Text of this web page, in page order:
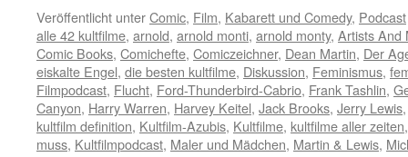
Veröffentlicht unterComic, Film, Kabarett und Comedy, Podcast
alle 42 kultfilme, arnold, arnold monti, arnold monty, Artists And
Comic Books, Comichefte, Comiczeichner, Dean Martin, Der
eiskalte Engel, die besten kultfilme, Diskussion, Feminismus,
Filmpodcast, Flucht, Ford-Thunderbird-Cabrio, Frank Tashlin,
Canyon, Harry Warren, Harvey Keitel, Jack Brooks, Jerry Lewis
kultfilm definition, Kultfilm-Azubis, Kultfilme, kultfilme aller zeiten
muss, Kultfilmpodcast, Maler und Mädchen, Martin & Lewis,